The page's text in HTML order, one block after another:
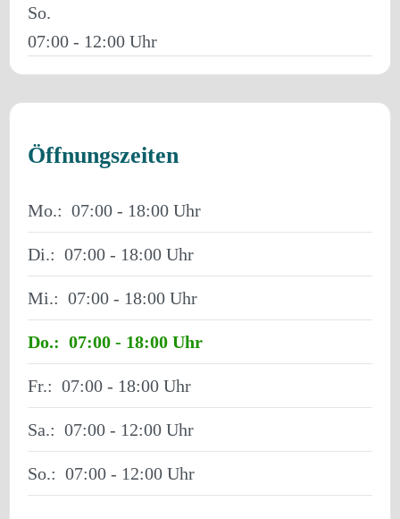
So.
07:00 - 12:00
Öffnungszeiten
Mo.: 07:00 - 18:00
Di.: 07:00 - 18:00
Mi.: 07:00 - 18:00
Do.: 07:00 - 18:00
Fr.: 07:00 - 18:00
Sa.: 07:00 - 12:00
So.: 07:00 - 12:00